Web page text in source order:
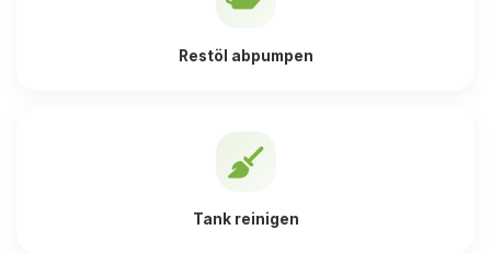
Restöl abpumpen
Tank reinigen